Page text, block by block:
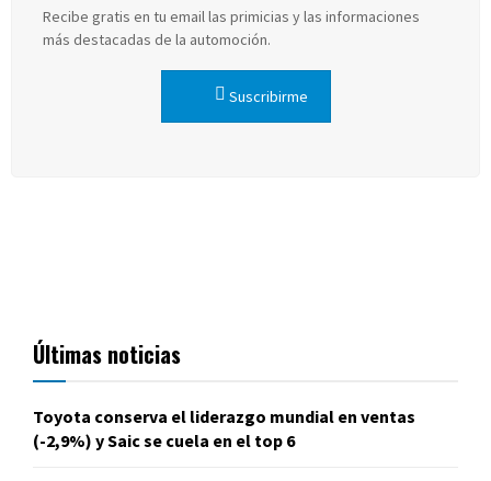
Recibe gratis en tu email las primicias y las informaciones
más destacadas de la automoción.
Suscribirme
Últimas noticias
Toyota conserva el liderazgo mundial en ventas
(-2,9%) y Saic se cuela en el top 6